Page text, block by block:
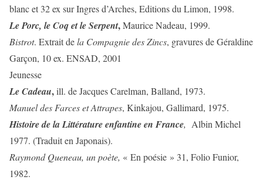
blanc et 32 ex sur Ingres d’Arches, Editions du Limon, 1998.
Le Porc, le Coq et le Serpent,Maurice Nadeau, 1999.
Bistrot. Extrait dela Compagnie des Zincs, gravures de Géraldine
Garçon, 10 ex. ENSAD, 2001
Jeunesse
Le Cadeau,ill. de Jacques Carelman, Balland, 1973.
Manuel des Farces et Attrapes, Kinkajou, Gallimard, 1975.
Histoire de la Littérature enfantine en France, Albin Michel
1977. (Traduit en Japonais).
Raymond Queneau, un poète, « En poésie » 31, Folio Funior,
1982.